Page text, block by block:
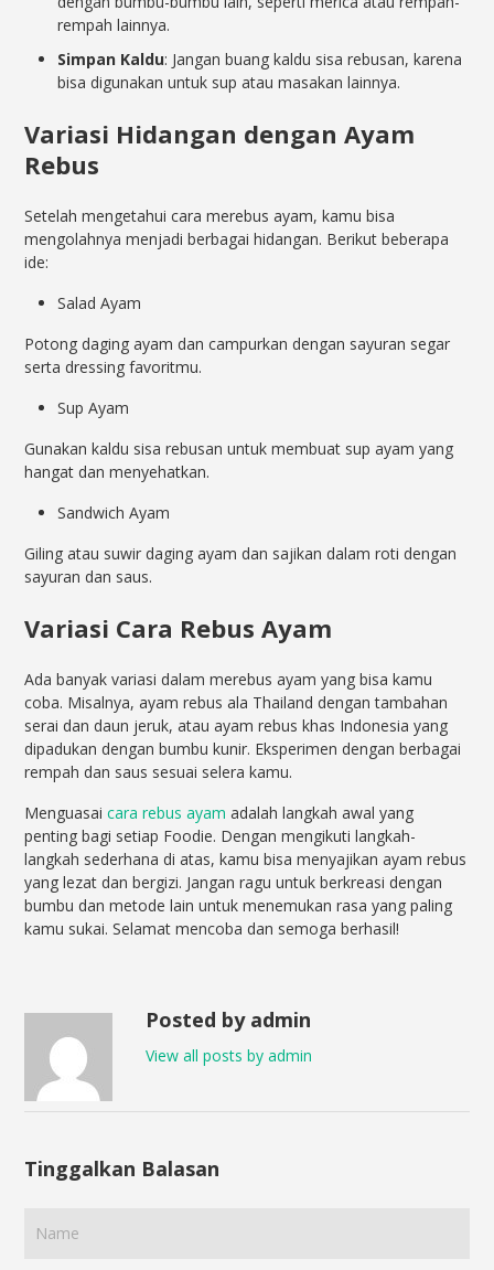
rempah lainnya.
Simpan Kaldu: Jangan buang kaldu sisa rebusan, karena
bisa digunakan untuk sup atau masakan lainnya.
Variasi Hidangan dengan Ayam
Rebus
Setelah mengetahui cara merebus ayam, kamu bisa
mengolahnya menjadi berbagai hidangan. Berikut beberapa
ide:
Salad Ayam
Potong daging ayam dan campurkan dengan sayuran segar
serta dressing favoritmu.
Sup Ayam
Gunakan kaldu sisa rebusan untuk membuat sup ayam yang
hangat dan menyehatkan.
Sandwich Ayam
Giling atau suwir daging ayam dan sajikan dalam roti dengan
sayuran dan saus.
Variasi Cara Rebus Ayam
Ada banyak variasi dalam merebus ayam yang bisa kamu
coba. Misalnya, ayam rebus ala Thailand dengan tambahan
serai dan daun jeruk, atau ayam rebus khas Indonesia yang
dipadukan dengan bumbu kunir. Eksperimen dengan berbagai
rempah dan saus sesuai selera kamu.
Menguasaicara rebus ayam adalah langkah awal yang
penting bagi setiap Foodie. Dengan mengikuti langkah-
langkah sederhana di atas, kamu bisa menyajikan ayam rebus
yang lezat dan bergizi. Jangan ragu untuk berkreasi dengan
bumbu dan metode lain untuk menemukan rasa yang paling
kamu sukai. Selamat mencoba dan semoga berhasil!
Posted by admin
View all posts by admin
Tinggalkan Balasan